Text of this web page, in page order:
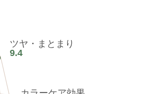
ツヤ・まとまり
9.4